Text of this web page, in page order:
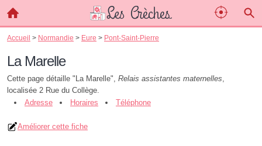
Accueil > Normandie > Eure > Pont-Saint-Pierre
La Marelle
Cette page détaille "La Marelle", Relais assistantes maternelles,
localisée 2 Rue du Collège.
Adresse
Horaires Téléphone
Améliorer cette fiche